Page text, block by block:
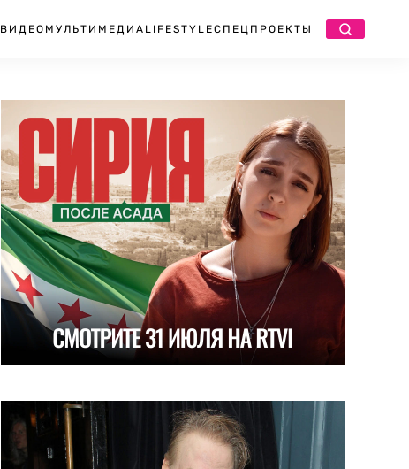
ВИДЕО МУЛЬТИМЕДИА LIFESTYLEСПЕЦПРОЕКТЫ